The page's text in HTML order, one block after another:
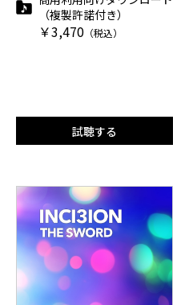
（複製許諾付き）
￥3,470 （税込）
試聴する